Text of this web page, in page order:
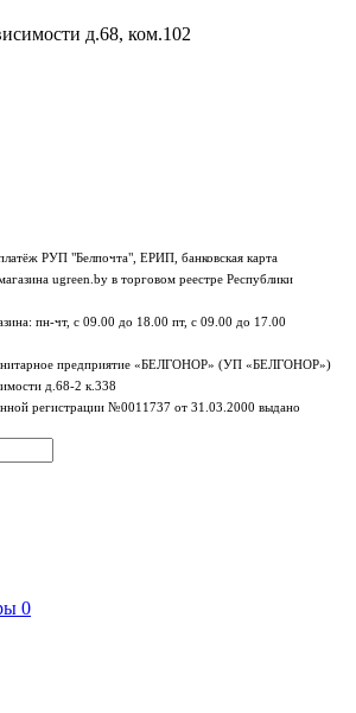
д.68, ком.102
РУП "Белпочта", ЕРИП, банковская карта
ugreen.by в торговом реестре Республики
пн-чт, с 09.00 до 18.00 пт, с 09.00 до 17.00
унитарное предприятие «БЕЛГОНОР» (УП «БЕЛГОНОР»)
д.68-2 к.338
регистрации №0011737 от 31.03.2000 выдано
0